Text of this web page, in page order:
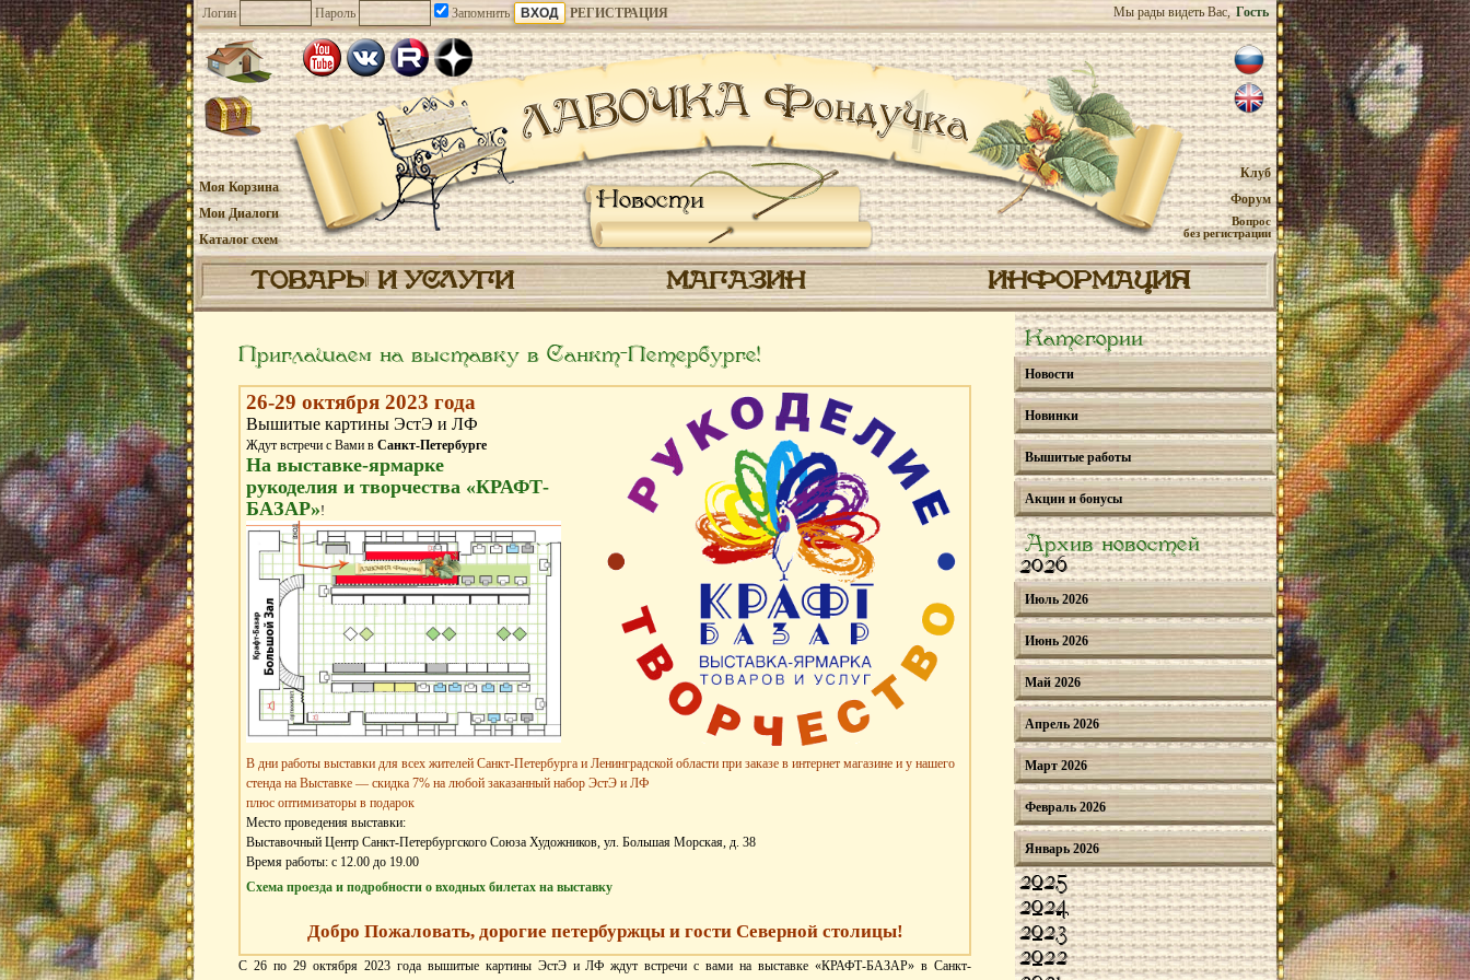
Логин Пароль Запомнить РЕГИСТРАЦИЯ Мы рады видеть Вас, Гость
Новости
Моя Корзина
Мои Диалоги
Каталог схем
Клуб
Форум
Вопрос
без регистрации
ТОВАРЫ И УСЛУГИ МАГАЗИН ИНФОРМАЦИЯ
Приглашаем на выставку в Санкт-Петербурге!
26-29 октября 2023 года
Вышитые картины ЭстЭ и ЛФ
Ждут встречи с Вами в Санкт-Петербурге
На выставке-ярмарке
рукоделия и творчества «КРАФТ-
БАЗАР»!
В дни работы выставки для всех жителей Санкт-Петербурга и Ленинградской области при заказе в интернет магазине и у нашего
стенда на Выставке — скидка 7% на любой заказанный набор ЭстЭ и ЛФ
плюс оптимизаторы в подарок
Место проведения выставки:
Выставочный Центр Санкт-Петербургского Союза Художников, ул. Большая Морская, д. 38
Время работы: с 12.00 до 19.00
Схема проезда и подробности о входных билетах на выставку
Добро Пожаловать, дорогие петербуржцы и гости Cеверной столицы!
С 26 по 29 октября 2023 года вышитые картины ЭстЭ и ЛФ ждут встречи с вами на выставке «КРАФТ-БАЗАР» в Санкт-
Категории
Новости
Новинки
Вышитые работы
Акции и бонусы
Архив новостей
2026
Июль 2026
Июнь 2026
Май 2026
Апрель 2026
Март 2026
Февраль 2026
Январь 2026
2025
2024
2023
2022